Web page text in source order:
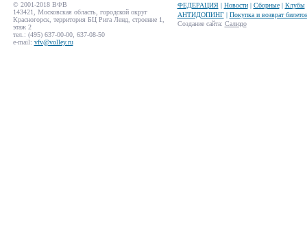
© 2001-2018 ВФВ
143421, Московская область, городской округ
Красногорск, территория БЦ Рига Ленд, строение 1,
этаж 2
тел.: (495) 637-00-00, 637-08-50
e-mail: vfv@volley.ru
ФЕДЕРАЦИЯ| Новости| Сборные| Клубы
АНТИДОПИНГ| Покупка и возврат
Создание сайта: Салюдо